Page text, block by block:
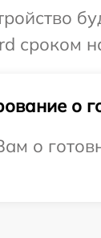
сроком
о
о